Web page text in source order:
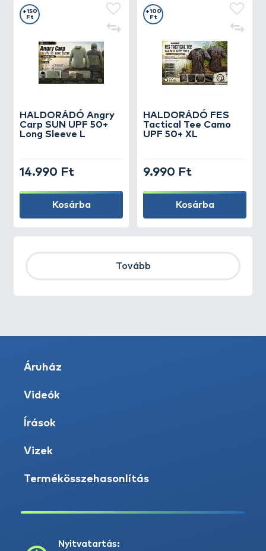
HALDORÁDÓ Angry
Carp SUN UPF 50+
Long Sleeve L
+150
Ft
14.990 Ft
Kosárba
HALDORÁDÓ FES
Tactical Tee Camo
UPF 50+ XL
+100
Ft
9.990 Ft
Kosárba
Tovább
Áruház
Videók
Írások
Vizek
Termékösszehasonlítás
Nyitvatartás: